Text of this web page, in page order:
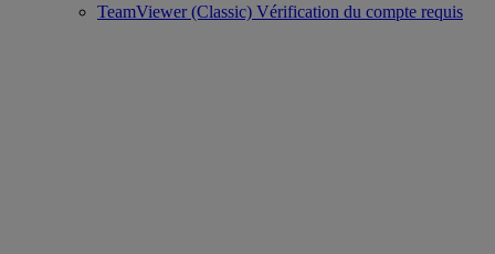
TeamViewer (Classic) Vérification du compte requis